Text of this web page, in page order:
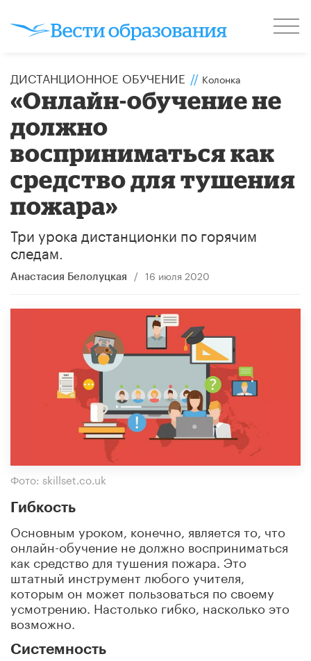
ДИСТАНЦИОННОЕ ОБУЧЕНИЕ // Колонка
«Онлайн-обучение не
должно
восприниматься как
средство для тушения
пожара»
Три урока дистанционки по горячим
следам.
Анастасия Белолуцкая / 16 июля 2020
Фото: skillset.co.uk
Гибкость
Основным уроком, конечно, является то, что
онлайн-обучение не должно восприниматься
как средство для тушения пожара. Это
штатный инструмент любого учителя,
которым он может пользоваться по своему
усмотрению. Настолько гибко, насколько это
возможно.
Системность